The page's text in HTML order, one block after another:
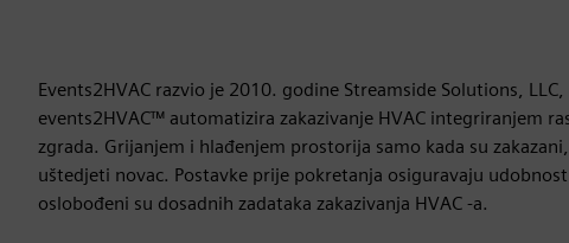
Events2HVAC razvio je 2010. godine Streamside Solutions,
events2HVAC™ automatizira zakazivanje HVAC integriranjem
zgrada. Grijanjem i hlađenjem prostorija samo kada su
uštedjeti novac. Postavke prije pokretanja osiguravaju
oslobođeni su dosadnih zadataka zakazivanja HVAC -a.